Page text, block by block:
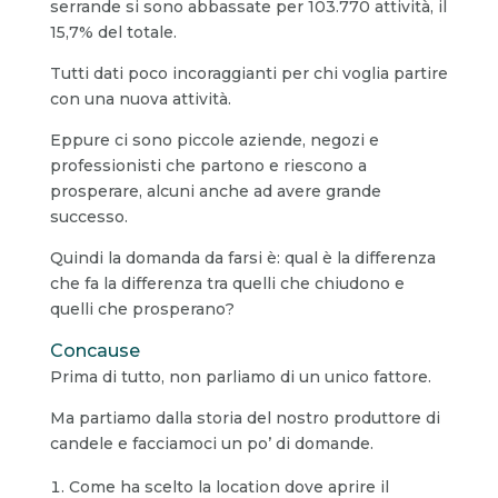
serrande si sono abbassate per 103.770 attività, il
15,7% del totale.
Tutti dati poco incoraggianti per chi voglia partire
con una nuova attività.
Eppure ci sono piccole aziende, negozi e
professionisti che partono e riescono a
prosperare, alcuni anche ad avere grande
successo.
Quindi la domanda da farsi è: qual è la differenza
che fa la differenza tra quelli che chiudono e
quelli che prosperano?
Concause
Prima di tutto, non parliamo di un unico fattore.
Ma partiamo dalla storia del nostro produttore di
candele e facciamoci un po’ di domande.
Come ha scelto la location dove aprire il